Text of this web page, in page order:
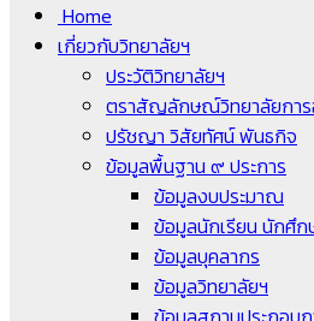
Home
เกี่ยวกับวิทยาลัยฯ
ประวัติวิทยาลัยฯ
ตราสัญลักษณ์วิทยาลัยกา
ปรัชญา วิสัยทัศน์ พันธกิจ
ข้อมูลพื้นฐาน ๙ ประการ
ข้อมูลงบประมาณ
ข้อมูลนักเรียน นักศึก
ข้อมูลบุคลากร
ข้อมูลวิทยาลัยฯ